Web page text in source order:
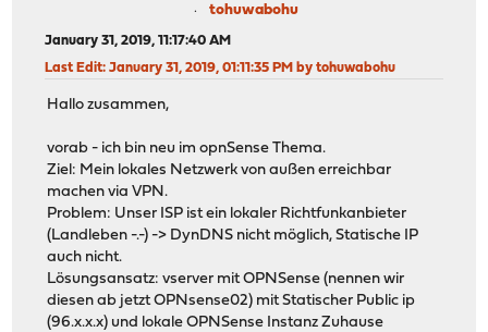
tohuwabohu
January 31, 2019, 11:17:40 AM
Last Edit: January 31, 2019, 01:11:35 PM by tohuwabohu
Hallo zusammen,
vorab - ich bin neu im opnSense Thema.
Ziel: Mein lokales Netzwerk von außen erreichbar
machen via VPN.
Problem: Unser ISP ist ein lokaler Richtfunkanbieter
(Landleben -.-) -> DynDNS nicht möglich, Statische IP
auch nicht.
Lösungsansatz: vserver mit OPNSense (nennen wir
diesen ab jetzt OPNsense02) mit Statischer Public ip
(96.x.x.x) und lokale OPNSense Instanz Zuhause